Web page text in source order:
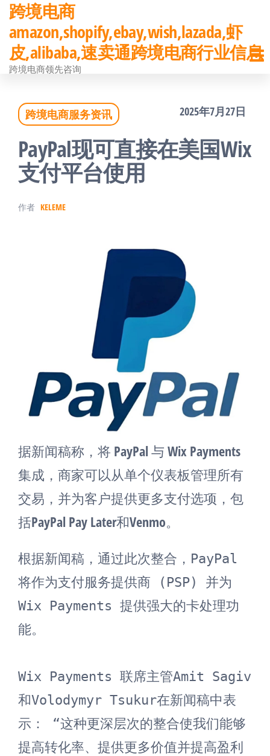
前
往
内
跨境电商
amazon,shopify,ebay,wish,lazada,虾
皮,alibaba,速卖通跨境电商行业信息
跨境电商领先咨询
跨境电商服务资讯 2025年7月27日
PayPal现可直接在美国Wix
支付平台使用
作者 KELEME
据新闻稿称，将 PayPal 与 Wix Payments
集成，商家可以从单个仪表板管理所有
交易，并为客户提供更多支付选项，包
括PayPal Pay Later和Venmo。
根据新闻稿，通过此次整合，PayPal
将作为支付服务提供商 (PSP) 并为
Wix Payments 提供强大的卡处理功
能。
Wix Payments 联席主管Amit Sagiv
和Volodymyr Tsukur在新闻稿中表
示： “这种更深层次的整合使我们能够
提高转化率、提供更多价值并提高盈利